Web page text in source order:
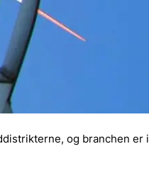
og branchen er i